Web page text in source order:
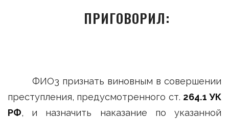
ПРИГОВОРИЛ:
ФИО3 признать виновным в совершении
преступления, предусмотренного ст. 264.1 УК
РФ, и назначить наказание по указанной